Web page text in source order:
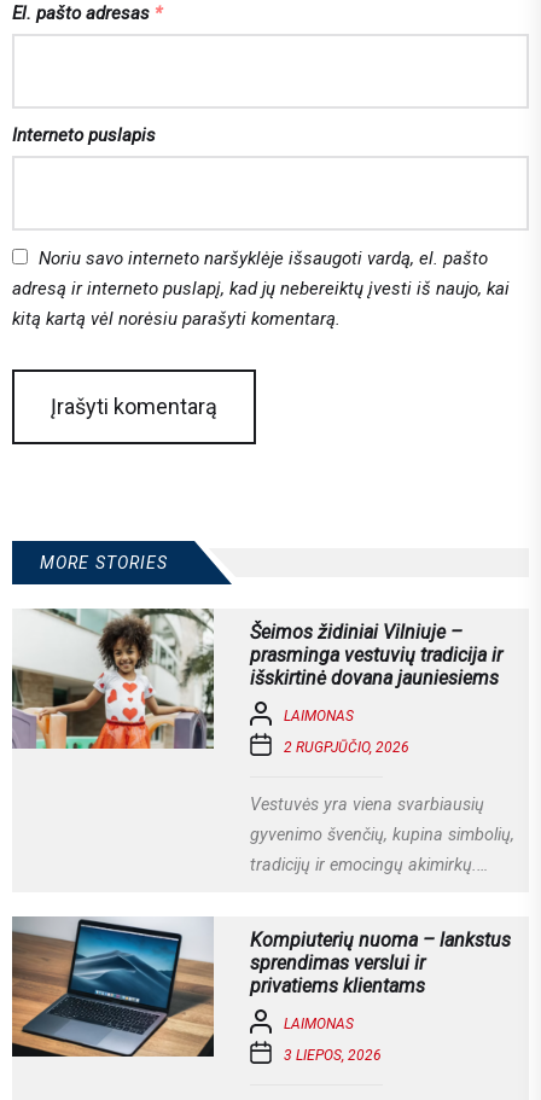
El. pašto adresas *
Interneto puslapis
Noriu savo interneto naršyklėje išsaugoti vardą, el. pašto
adresą ir interneto puslapį, kad jų nebereiktų įvesti iš naujo, kai
kitą kartą vėl norėsiu parašyti komentarą.
MORE STORIES
Šeimos židiniai Vilniuje –
prasminga vestuvių tradicija ir
išskirtinė dovana jauniesiems
LAIMONAS
2 RUGPJŪČIO, 2026
Vestuvės yra viena svarbiausių
gyvenimo švenčių, kupina simbolių,
tradicijų ir emocingų akimirkų.
Kompiuterių nuoma – lankstus
sprendimas verslui ir
privatiems klientams
LAIMONAS
3 LIEPOS, 2026